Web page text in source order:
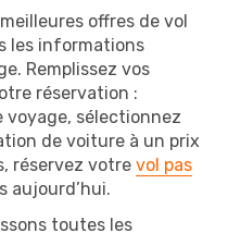
offres de vol
les informations
Remplissez vos
réservation :
voyage, sélectionnez
de voiture à un prix
réservez votre vol pas
aujourd’hui.
toutes les